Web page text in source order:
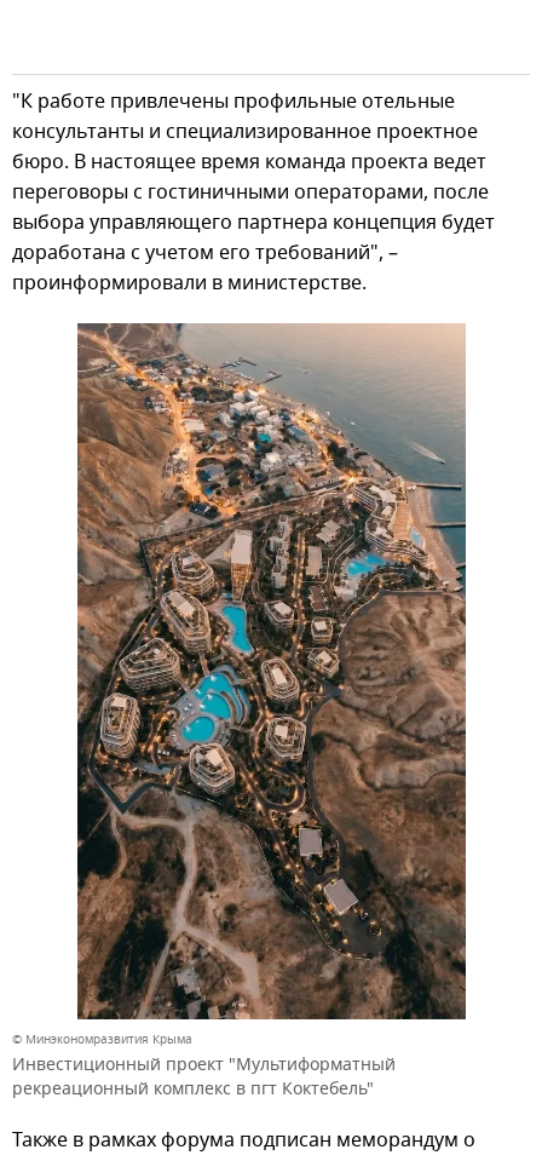
"К работе привлечены профильные отельные
консультанты и специализированное проектное
бюро. В настоящее время команда проекта ведет
переговоры с гостиничными операторами, после
выбора управляющего партнера концепция будет
доработана с учетом его требований", –
проинформировали в министерстве.
© Минэкономразвития Крыма
Инвестиционный проект "Мультиформатный
рекреационный комплекс в пгт Коктебель"
Также в рамках форума подписан меморандум о